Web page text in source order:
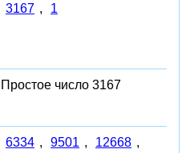
3167 , 1
Простое число 3167
6334 , 9501 , 12668 ,